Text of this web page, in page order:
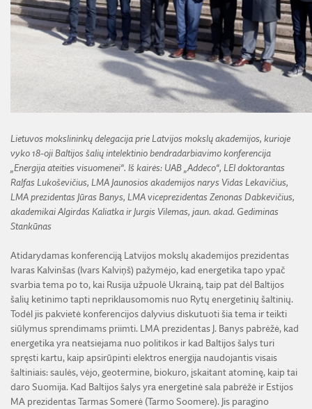
Lietuvos mokslininkų delegacija prie Latvijos mokslų akademijos, kurioje
vyko 18-oji Baltijos šalių intelektinio bendradarbiavimo konferencija
„Energija ateities visuomenei“. Iš kairės: UAB „Addeco“, LEI doktorantas
Ralfas Lukoševičius, LMA Jaunosios akademijos narys Vidas Lekavičius,
LMA prezidentas Jūras Banys, LMA viceprezidentas Zenonas Dabkevičius,
akademikai Algirdas Kaliatka ir Jurgis Vilemas, jaun. akad. Gediminas
Stankūnas
Atidarydamas konferenciją Latvijos mokslų akademijos prezidentas
Ivaras Kalvinšas (Ivars Kalviņš) pažymėjo, kad energetika tapo ypač
svarbia tema po to, kai Rusija užpuolė Ukrainą, taip pat dėl Baltijos
šalių ketinimo tapti nepriklausomomis nuo Rytų energetinių šaltinių.
Todėl jis pakvietė konferencijos dalyvius diskutuoti šia tema ir teikti
siūlymus sprendimams priimti. LMA prezidentas J. Banys pabrėžė, kad
energetika yra neatsiejama nuo politikos ir kad Baltijos šalys turi
spręsti kartu, kaip apsirūpinti elektros energija naudojantis visais
šaltiniais: saulės, vėjo, geotermine, biokuro, įskaitant atominę, kaip tai
daro Suomija. Kad Baltijos šalys yra energetinė sala pabrėžė ir Estijos
MA prezidentas Tarmas Somerė (Tarmo Soomere). Jis paragino